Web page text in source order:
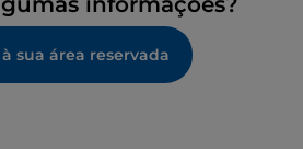
sua área reservada